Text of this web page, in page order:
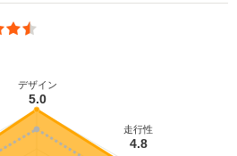
デザイン
5.0
走行性
4.8